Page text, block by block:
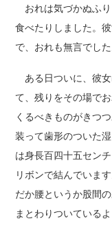
おれは気づかぬふ
食べたりしました。
で、おれも無言でした
ある日ついに、彼
て、残りをその場で
くるべきものがきつ
装って歯形のついた
は身長百四十五セン
リボンで結んでいま
だか腰というか股間
まとわりついているよ